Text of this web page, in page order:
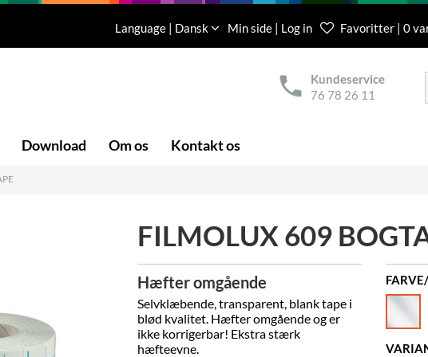
Language | Dansk Min side | Log in Favoritter | 0
Kundeservice
76 78 26 11
Download Om os Kontakt os
FILMOLUX 609
Hæfter omgående
Selvklæbende, transparent, blank tape i
blød kvalitet. Hæfter omgående og er
ikke korrigerbar! Ekstra stærk
hæfteevne.